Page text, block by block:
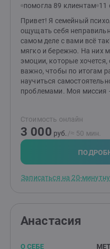
поддержка и новый
Вместе мы найдём
легче, гармоничнее и
шагам? Создайте заявку,
переменам!
помогла 89 клиентам 11
Привет! Я семейный
ощущать себя
самом деле с вами всё
мягко и бережно. На них
эмоции, которые
важно, чтобы по итогам
научиться
проблемами. Моя миссия
работы вам отзываются,
консультациях. Я
16 лет (с согласия
не верит в психологию;
тяжёлыми
партнёрами в
Стоимость онлайн
3 000 руб. /≈ 50 мин.
Записаться на 20-
Анастасия
О СЕБЕ